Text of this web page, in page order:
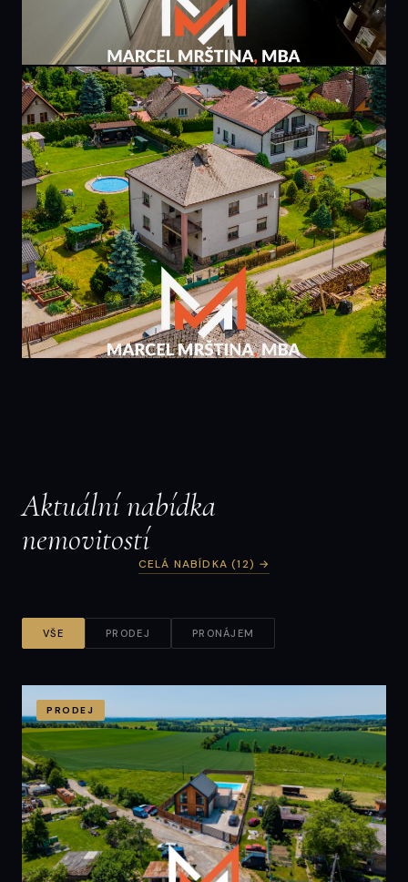
PRODÁNO
6 495 000 Kč
bytu 3+1 | 81m² | Praha, Chodov
81 m² · Praha 4
Aktuální nabídka
nemovitostí
CELÁ NABÍDKA (12) →
VŠE PRODEJ PRONÁJEM
PRODEJ